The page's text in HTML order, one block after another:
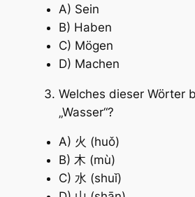
A) Sein
B) Haben
C) Mögen
D) Machen
Welches dieser Wörter
„Wasser“?
A) 火 (huǒ)
B) 木 (mù)
C) 水 (shuǐ)